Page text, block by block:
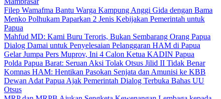
Filep Wamafma Bantu Warga Kampung Anggi Gida dengan Bama
Menko Polhukam Paparkan 2 Jenis Kebijakan Pemerintah untuk
Papua
Mahfud MD: Kami Buru Teroris, Bukan Sembarang Orang Papua
Dialog Damai untuk Penyelesaian Pelanggaran HAM di Papua
Gelar Jumpa Pers Muprov, Ini 4 Calon Ketua KADIN Papua
Polda Papua Barat: Seruan Aksi Tolak Otsus Jilid II Tidak Benar
Komnas HAM: Hentikan Pasokan Senjata dan Amunisi ke KBB
Dewan Adat Papua Ajak Pemerintah Dialog Terbuka Bahas UU
Otsus